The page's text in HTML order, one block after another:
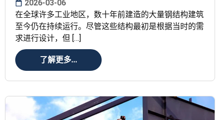
2026-03-06
在全球许多工业地区，数十年前建造的大量钢结构建筑
至今仍在持续运行。尽管这些结构最初是根据当时的需
求进行设计，但 […]
了解更多...